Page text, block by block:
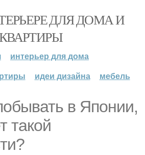
ДЛЯ ДОМА И
интерьер для дома
идеи дизайна мебель
в Японии,
такой